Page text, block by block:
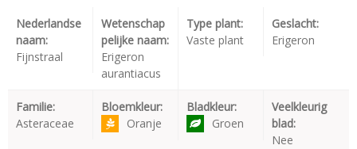
Nederlandse
naam:
Fijnstraal
Wetenschap
pelijke naam:
Erigeron
aurantiacus
Type plant:
Vaste plant
Geslacht:
Erigeron
Familie:
Asteraceae
Bloemkleur:
Oranje
Bladkleur:
Groen
Veelkleurig
blad:
Nee